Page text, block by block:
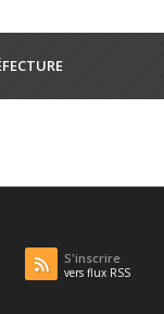
S'inscrire
vers flux RSS